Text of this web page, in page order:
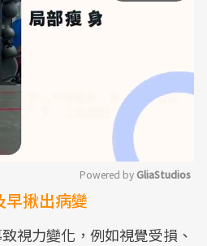
Powered by GliaStudios
早揪出病變
視力變化，例如視覺受損、